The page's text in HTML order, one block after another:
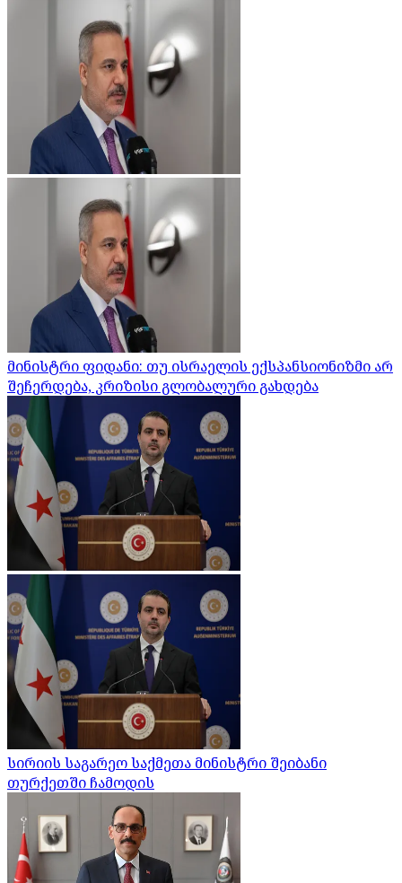
მინისტრი ფიდანი: თუ ისრაელის ექსპანსიონიზმი არ
შეჩერდება, კრიზისი გლობალური გახდება
სირიის საგარეო საქმეთა მინისტრი შეიბანი
თურქეთში ჩამოდის